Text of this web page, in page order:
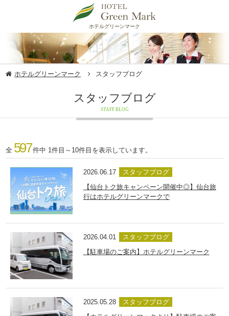
ホテルグリーンマーク
ホテルグリーンマーク スタッフブログ
スタッフブログ
STAFF BLOG
全 597 件中 1件目～10件目を表示しています。
2026.06.17
スタッフブログ
【仙台トク旅キャンペーン開催中◎】仙台旅
行はホテルグリーンマークで
2026.04.01
スタッフブログ
【駐車場のご案内】ホテルグリーンマーク
2025.05.28
スタッフブログ